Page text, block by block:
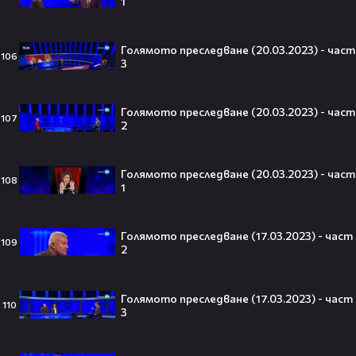
106
Голямото преследване (20.03.2023) - част
3
107
Голямото преследване (20.03.2023) - част
2
108
Голямото преследване (20.03.2023) - част
1
109
Голямото преследване (17.03.2023) - част
2
110
Голямото преследване (17.03.2023) - част
3
знаят истината: VIRAL хитът
„Papaoutai“ всъщност не е изпят
тялото си!😯💥